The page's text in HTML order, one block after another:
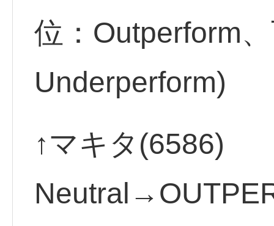
位：Outperform
Underperform)
↑マキタ(6586)